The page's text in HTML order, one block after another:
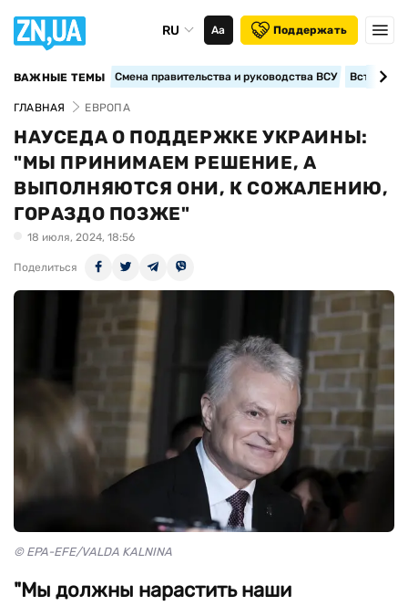
RU Аа Поддержать
ВАЖНЫЕ ТЕМЫ Смена правительства и руководства ВСУ
ГЛАВНАЯ ЕВРОПА
НАУСЕДА О ПОДДЕРЖКЕ УКРАИНЫ:
"МЫ ПРИНИМАЕМ РЕШЕНИЕ, А
ВЫПОЛНЯЮТСЯ ОНИ, К СОЖАЛЕНИЮ,
ГОРАЗДО ПОЗЖЕ"
18 июля, 2024, 18:56
Поделиться
© EPA-EFE/VALDA KALNINA
"Мы должны нарастить наши